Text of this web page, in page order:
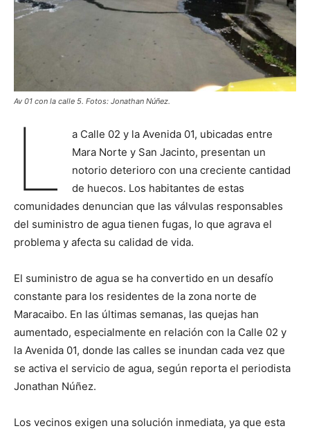
Av 01 con la calle 5. Fotos: Jonathan Núñez.
L
a Calle 02 y la Avenida 01, ubicadas entre
Mara Norte y San Jacinto, presentan un
notorio deterioro con una creciente cantidad
de huecos. Los habitantes de estas
comunidades denuncian que las válvulas responsables
del suministro de agua tienen fugas, lo que agrava el
problema y afecta su calidad de vida.
El suministro de agua se ha convertido en un desafío
constante para los residentes de la zona norte de
Maracaibo. En las últimas semanas, las quejas han
aumentado, especialmente en relación con la Calle 02 y
la Avenida 01, donde las calles se inundan cada vez que
se activa el servicio de agua, según reporta el periodista
Jonathan Núñez.
Los vecinos exigen una solución inmediata, ya que esta